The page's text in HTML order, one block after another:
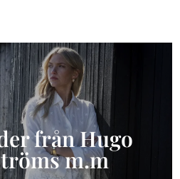
från Hugo
m.m